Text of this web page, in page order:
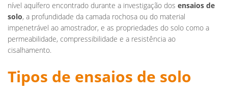
nível aquífero encontrado durante a investigação dos ensaios de
solo, a profundidade da camada rochosa ou do material
impenetrável ao amostrador, e as propriedades do solo como a
permeabilidade, compressibilidade e a resistência ao
cisalhamento.
Tipos de ensaios de solo